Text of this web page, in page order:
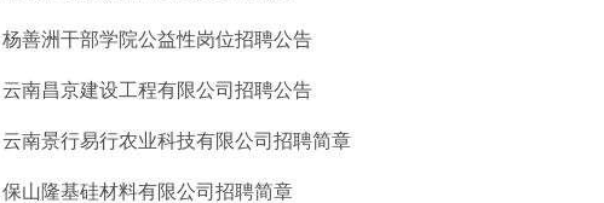
杨善洲干部学院公益性岗位招聘公告
云南昌京建设工程有限公司招聘公告
云南景行易行农业科技有限公司招聘简章
保山隆基硅材料有限公司招聘简章